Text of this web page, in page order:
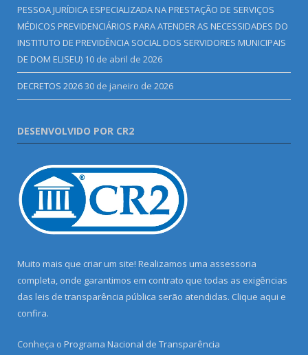
PESSOA JURÍDICA ESPECIALIZADA NA PRESTAÇÃO DE SERVIÇOS
MÉDICOS PREVIDENCIÁRIOS PARA ATENDER AS NECESSIDADES DO
INSTITUTO DE PREVIDÊNCIA SOCIAL DOS SERVIDORES MUNICIPAIS
DE DOM ELISEU) 10 de abril de 2026
DECRETOS 202630 de janeiro de 2026
DESENVOLVIDO POR CR2
Muito mais que criar um site! Realizamos uma assessoria
completa, onde garantimos em contrato que todas as exigências
das leis de transparência pública serão atendidas. Clique aqui e
confira.
Conheça o Programa Nacional de Transparência